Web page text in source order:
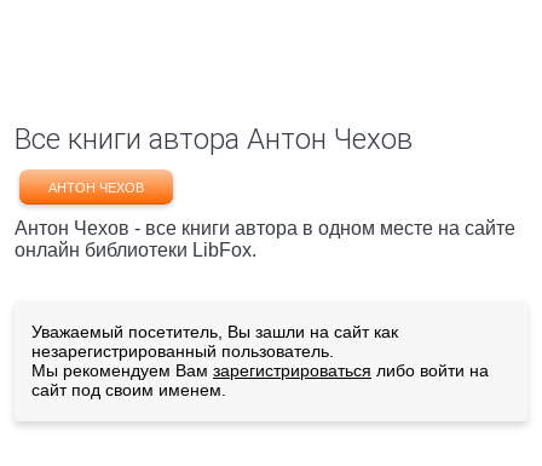
Все книги автора Антон Чехов
АНТОН ЧЕХОВ
Антон Чехов - все книги автора в одном месте на сайте
онлайн библиотеки LibFox.
Уважаемый посетитель, Вы зашли на сайт как
незарегистрированный пользователь.
Мы рекомендуем Вам зарегистрироваться либо войти на
сайт под своим именем.